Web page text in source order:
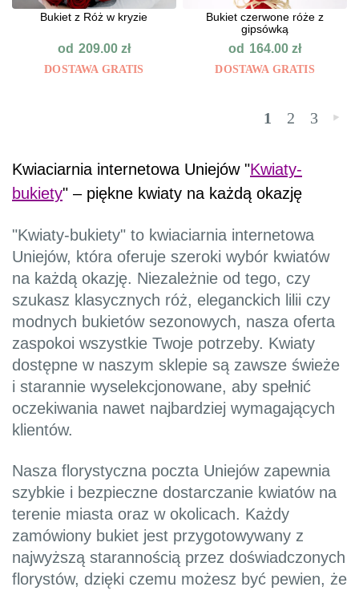
Bukiet z Róż w kryzie
od 209.00 zł
DOSTAWA GRATIS
Bukiet czerwone róże z
gipsówką
od 164.00zł
DOSTAWA GRATIS
1 2 3 »
Kwiaciarnia internetowa Uniejów "Kwiaty-
bukiety" – piękne kwiaty na każdą okazję
"Kwiaty-bukiety" to kwiaciarnia internetowa
Uniejów, która oferuje szeroki wybór kwiatów
na każdą okazję. Niezależnie od tego, czy
szukasz klasycznych róż, eleganckich lilii czy
modnych bukietów sezonowych, nasza oferta
zaspokoi wszystkie Twoje potrzeby. Kwiaty
dostępne w naszym sklepie są zawsze świeże
i starannie wyselekcjonowane, aby spełnić
oczekiwania nawet najbardziej wymagających
klientów.
Nasza florystyczna poczta Uniejów zapewnia
szybkie i bezpieczne dostarczanie kwiatów na
terenie miasta oraz w okolicach. Każdy
zamówiony bukiet jest przygotowywany z
najwyższą starannością przez doświadczonych
florystów, dzięki czemu możesz być pewien, że